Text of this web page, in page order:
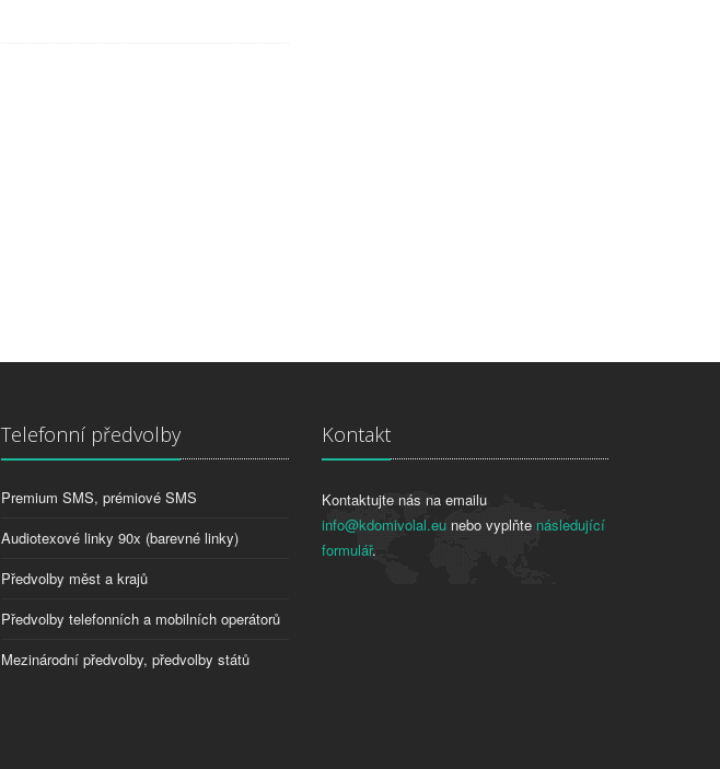
Telefonní předvolby
Premium SMS, prémiové SMS
Audiotexové linky 90x (barevné linky)
Předvolby měst a krajů
Předvolby telefonních a mobilních operátorů
Mezinárodní předvolby, předvolby států
Kontakt
Kontaktujte nás na emailu
info@kdomivolal.eunebo vyplňte následující
formulář.